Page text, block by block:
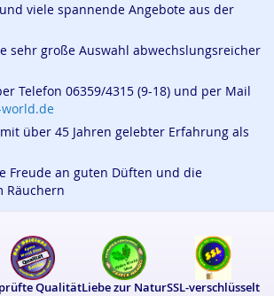
viele spannende Angebote aus der
sehr große Auswahl abwechslungsreicher
Telefon 06359/4315 (9-18) und per Mail
über 45 Jahren gelebter Erfahrung als
Freude an guten Düften und die
Räuchern
QualitätLiebe zur NaturSSL-verschlüsselt